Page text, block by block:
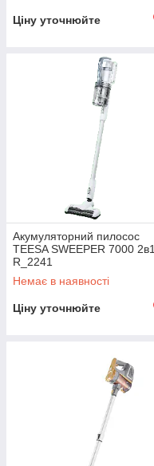
Ціну уточнюйте
Акумуляторний пилосос
TEESA SWEEPER 7000 2в1
R_2241
Немає в наявності
Ціну уточнюйте